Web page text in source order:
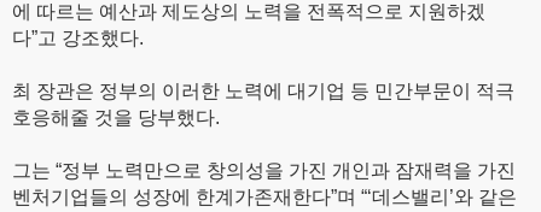
에 따르는 예산과 제도상의 노력을 전폭적으로 지원하겠
다”고 강조했다.
최 장관은 정부의 이러한 노력에 대기업 등 민간부문이 적극
호응해줄 것을 당부했다.
그는 “정부 노력만으로 창의성을 가진 개인과 잠재력을 가진
벤처기업들의 성장에 한계가존재한다”며 “‘데스밸리’와 같은